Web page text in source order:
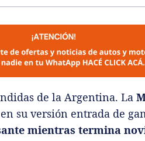
de la Argentina. La
su versión entrada de
mientras termina